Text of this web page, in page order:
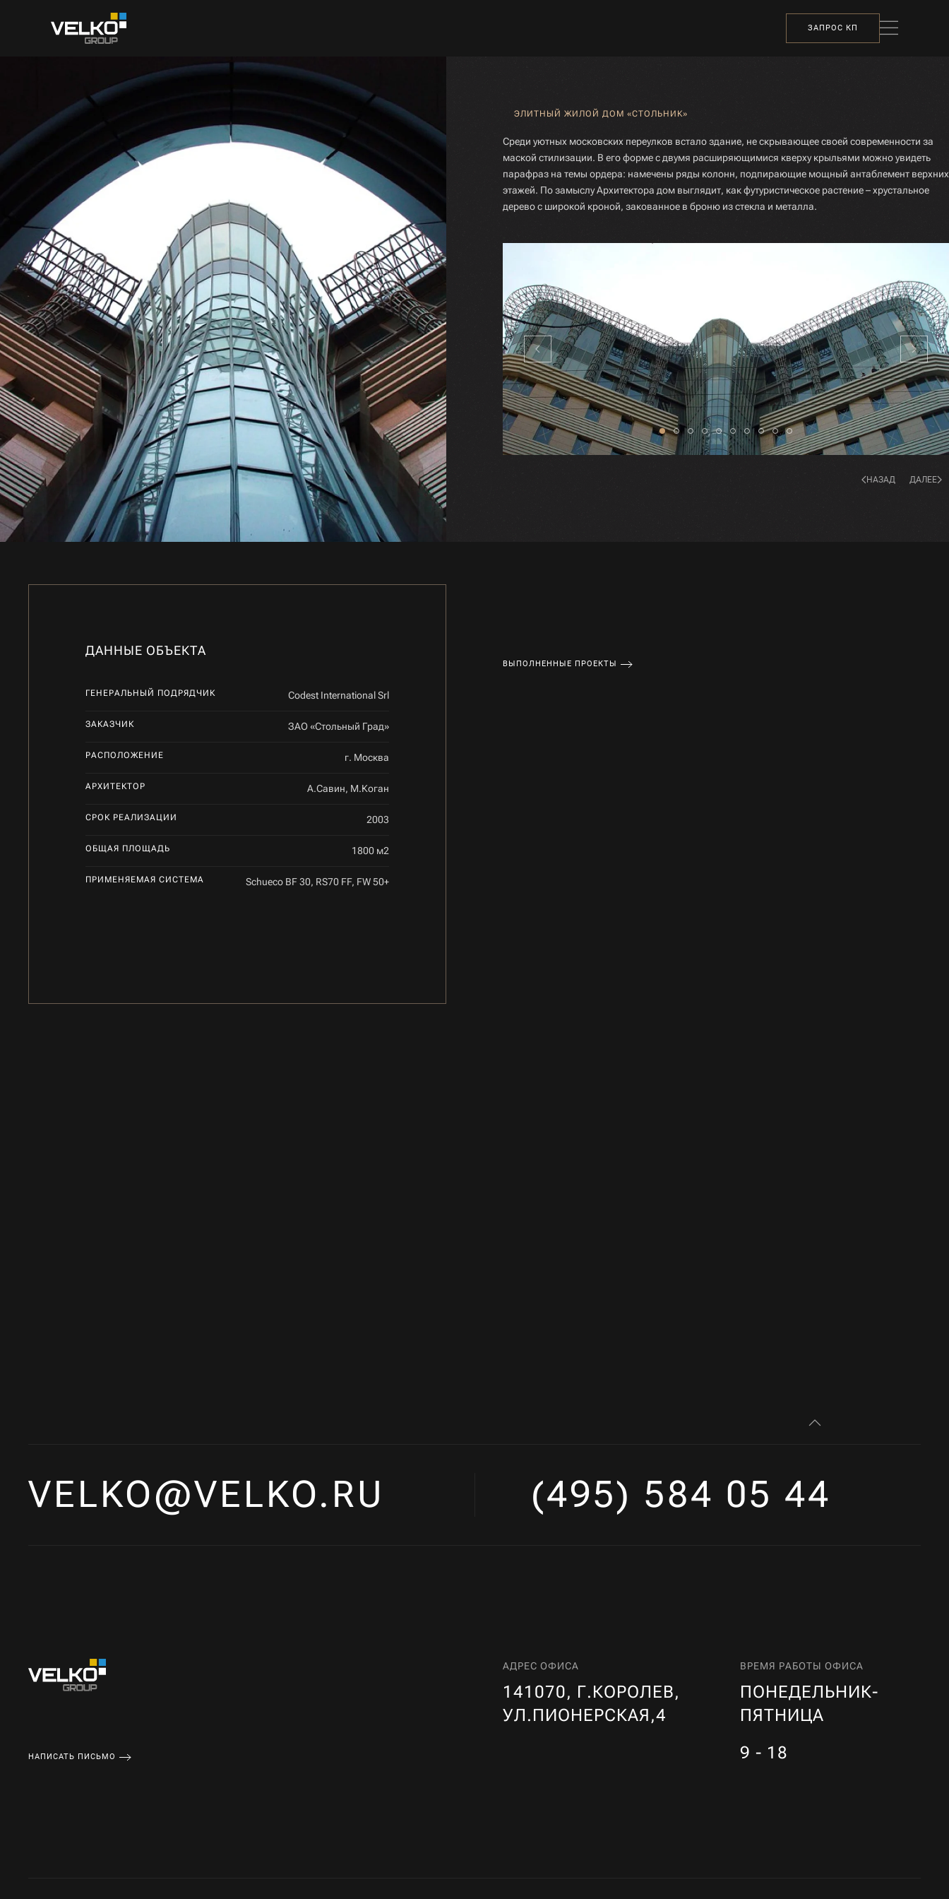
Skip to main content
ЗАПРОС КП
ЭЛИТНЫЙ ЖИЛОЙ ДОМ «СТОЛЬНИК»
Среди уютных московских переулков встало здание, не скрывающее своей современности за
маской стилизации. В его форме с двумя расширяющимися кверху крыльями можно увидеть
парафраз на темы ордера: намечены ряды колонн, подпирающие мощный антаблемент верхних
этажей. По замыслу Архитектора дом выглядит, как футуристическое растение – хрустальное
дерево с широкой кроной, закованное в броню из стекла и металла.
НАЗАД ДАЛЕЕ
ДАННЫЕ ОБЪЕКТА
ГЕНЕРАЛЬНЫЙ ПОДРЯДЧИК Codest International Srl
ЗАКАЗЧИК ЗАО «Стольный Град»
РАСПОЛОЖЕНИЕ г. Москва
АРХИТЕКТОР А.Савин, М.Коган
СРОК РЕАЛИЗАЦИИ 2003
ОБЩАЯ ПЛОЩАДЬ 1800 м2
ПРИМЕНЯЕМАЯ СИСТЕМА Schueco BF 30, RS70 FF, FW 50+
ВЫПОЛНЕННЫЕ ПРОЕКТЫ
VELKO@VELKO.RU (495) 584 05 44
НАПИСАТЬ ПИСЬМО
АДРЕС ОФИСА
141070, Г.КОРОЛЕВ,
УЛ.ПИОНЕРСКАЯ,4
ВРЕМЯ РАБОТЫ ОФИСА
ПОНЕДЕЛЬНИК-
ПЯТНИЦА
9 - 18